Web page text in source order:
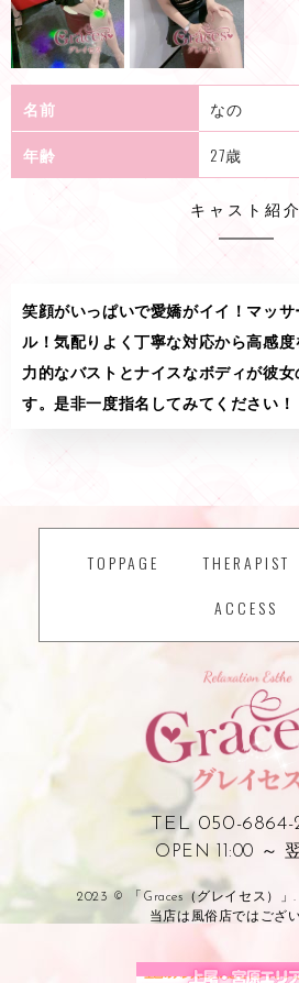
名前
なの
年齢
27歳
キャスト紹介
笑顔がいっぱいで愛嬌がイイ！マッ
ル！気配りよく丁寧な対応から高感
力的なバストとナイスなボディが彼
す。是非一度指名してみてください！
TOPPAGE THERAPIST
ACCESS
TEL 050-6864-
OPEN 11:00 ～
2023 © 「Graces（グレイセス）」
当店は風俗店ではござ